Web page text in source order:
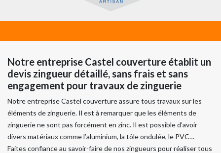
Notre entreprise Castel couverture établit un
devis zingueur détaillé, sans frais et sans
engagement pour travaux de zinguerie
Notre entreprise Castel couverture assure tous travaux sur les
éléments de zinguerie. Il est à remarquer que les éléments de
zinguerie ne sont pas forcément en zinc. Il est possible d’avoir
divers matériaux comme l’aluminium, la tôle ondulée, le PVC…
Faites confiance au savoir-faire de nos zingueurs pour réaliser tous